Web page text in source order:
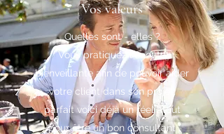
Vos valeurs
Quelles sont - elles ?
Vous pratiquez l'écoute
bienveillante afin de pouvoir aider
votre client dans son projet,
parfait voici déjà un réel atout
pour être un bon consultant